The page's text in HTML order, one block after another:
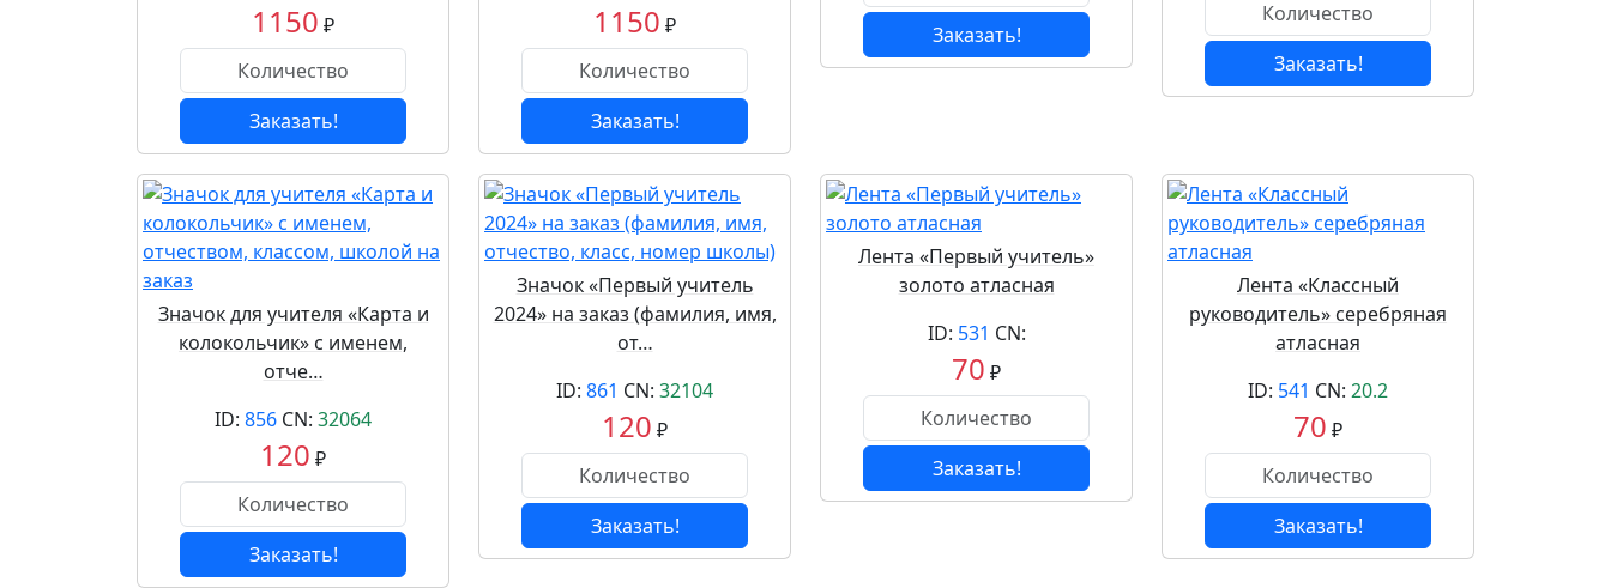
1150 ₽
Заказать!
1150 ₽
Заказать!
Заказать!
Заказать!
Значок для учителя «Карта и
колокольчик» с именем,
отче…
ID: 856 CN: 32064
120 ₽
Заказать!
Значок «Первый учитель
2024» на заказ (фамилия, имя,
от…
ID: 861 CN: 32104
120 ₽
Заказать!
Лента «Первый учитель»
золото атласная
ID: 531 CN:
70 ₽
Заказать!
Лента «Классный
руководитель» серебряная
атласная
ID: 541 CN: 20.2
70 ₽
Заказать!